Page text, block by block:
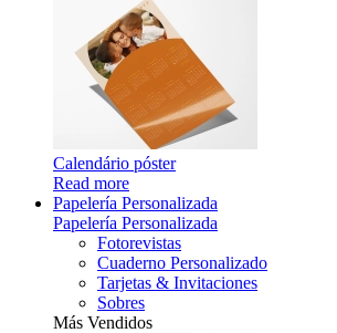
Calendário póster
Read more
Papelería Personalizada
Papelería Personalizada
Fotorevistas
Cuaderno Personalizado
Tarjetas & Invitaciones
Sobres
Más Vendidos